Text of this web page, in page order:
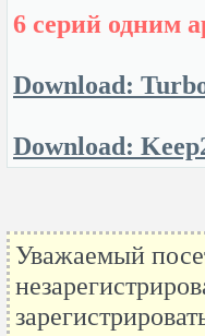
6 серий одним
Download:
Download:
Уважаемый